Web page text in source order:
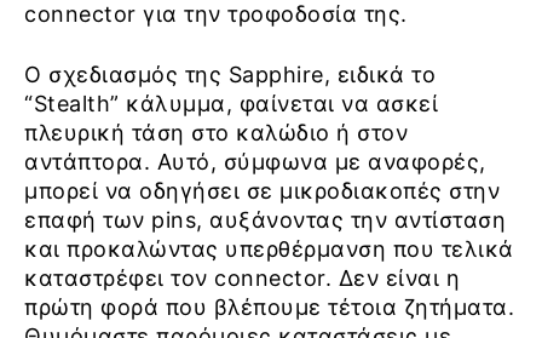
connector για την τροφοδοσία της.
Ο σχεδιασμός της Sapphire, ειδικά το
“Stealth” κάλυμμα, φαίνεται να ασκεί
πλευρική τάση στο καλώδιο ή στον
αντάπτορα. Αυτό, σύμφωνα με αναφορές,
μπορεί να οδηγήσει σε μικροδιακοπές στην
επαφή των pins, αυξάνοντας την αντίσταση
και προκαλώντας υπερθέρμανση που τελικά
καταστρέφει τον connector. Δεν είναι η
πρώτη φορά που βλέπουμε τέτοια ζητήματα.